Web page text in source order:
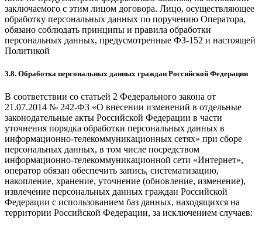
заключаемого с этим лицом договора. Лицо, осуществляющее
обработку персональных данных по поручению Оператора,
обязано соблюдать принципы и правила обработки
персональных данных, предусмотренные ФЗ-152 и настоящей
Политикой
3.8. Обработка персональных данных граждан Российской Федерации
В соответствии со статьей 2 Федерального закона от
21.07.2014 № 242-ФЗ «О внесении изменений в отдельные
законодательные акты Российской Федерации в части
уточнения порядка обработки персональных данных в
информационно-телекоммуникационных сетях» при сборе
персональных данных, в том числе посредством
информационно-телекоммуникационной сети «Интернет»,
оператор обязан обеспечить запись, систематизацию,
накопление, хранение, уточнение (обновление, изменение),
извлечение персональных данных граждан Российской
Федерации с использованием баз данных, находящихся на
территории Российской Федерации, за исключением случаев: